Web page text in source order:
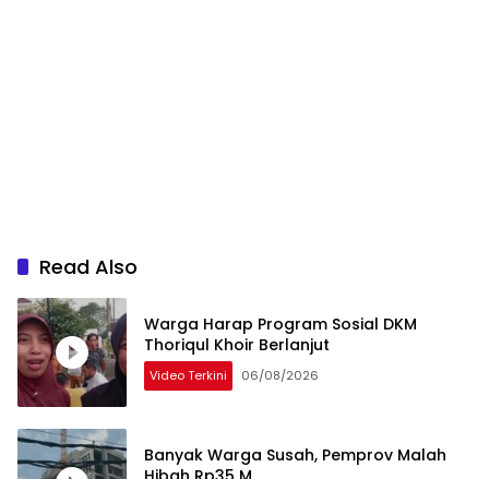
Read Also
Warga Harap Program Sosial DKM
Thoriqul Khoir Berlanjut
Video Terkini 06/08/2026
Banyak Warga Susah, Pemprov Malah